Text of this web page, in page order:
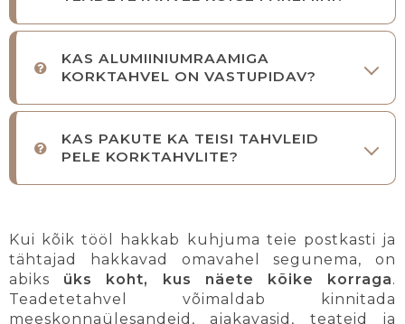
KAS ALUMIINIUMRAAMIGA
KORKTAHVEL ON VASTUPIDAV?
KAS PAKUTE KA TEISI TAHVLEID
PELE KORKTAHVLITE?
Kui kõik tööl hakkab kuhjuma teie postkasti ja
tähtajad hakkavad omavahel segunema, on
abiks üks koht, kus näete kõike korraga.
Teadetetahvel võimaldab kinnitada
meeskonnaülesandeid, ajakavasid, teateid ja